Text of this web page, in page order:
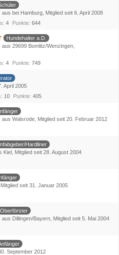
aus bei Hamburg Mitglied seit 6. April 2008
4 Punkte 644
Hundehalter a.D.
aus 29699 Bomlitz/Wenzingen
4 Punkte 749
April 2005
10 Punkte 405
aus Walsrode Mitglied seit 20. Februar 2012
Hardliner
Kiel Mitglied seit 28. August 2004
Mitglied seit 31. Januar 2005
Oberförster
aus Dillingen/Bayern Mitglied seit 5. Mai 2004
September 2012